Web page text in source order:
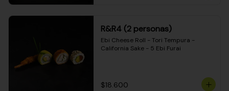
R&R4 (2 personas)
Ebi Cheese Roll - Tori Tempura -
California Sake - 5 Ebi Furai
$18.600